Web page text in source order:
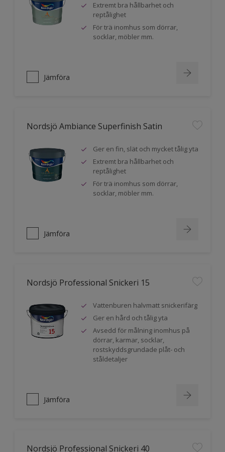
Extremt bra hållbarhet och
reptålighet
För trä inomhus som dörrar,
socklar, möbler mm.
Jämföra
Nordsjö Ambiance Superfinish Satin
Ger en fin, slät och mycket tålig yta
Extremt bra hållbarhet och
reptålighet
För trä inomhus som dörrar,
socklar, möbler mm.
Jämföra
Nordsjö Professional Snickeri 15
Vattenburen halvmatt snickerifärg
Ger en hård och tålig yta
Avsedd för målning inomhus på
dörrar, karmar, socklar,
rostskyddsgrundade plåt- och
ståldetaljer
Jämföra
Nordsjö Professional Snickeri 40